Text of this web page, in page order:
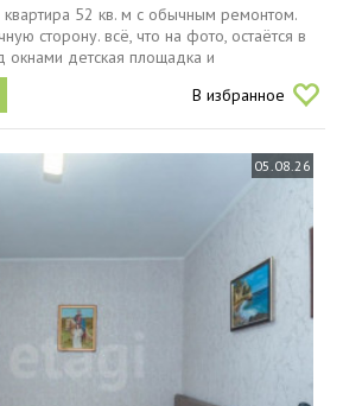
квартира 52 кв. м с обычным ремонтом.
сторону. всё, что на фото, остаётся в
окнами детская площадка и
сад, школа. рядом остановки, можно
В избранное
05.08.26